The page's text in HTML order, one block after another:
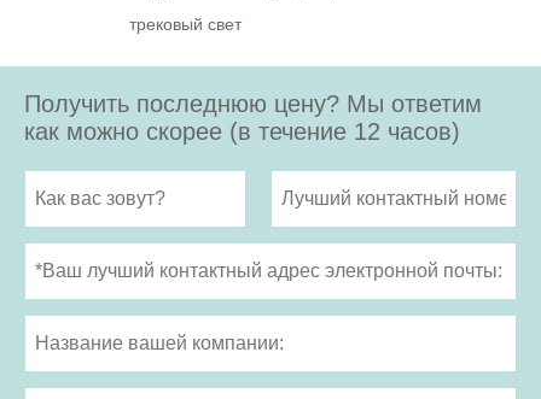
трековый свет
Получить последнюю цену? Мы ответим
как можно скорее (в течение 12 часов)